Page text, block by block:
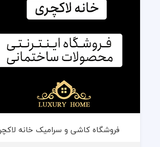
فروشگاه کاشی و سرامیک خانه